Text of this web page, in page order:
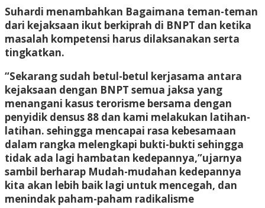
Suhardi menambahkan Bagaimana teman-teman
dari kejaksaan ikut berkiprah di BNPT dan ketika
masalah kompetensi harus dilaksanakan serta
tingkatkan.
“Sekarang sudah betul-betul kerjasama antara
kejaksaan dengan BNPT semua jaksa yang
menangani kasus terorisme bersama dengan
penyidik densus 88 dan kami melakukan latihan-
latihan. sehingga mencapai rasa kebesamaan
dalam rangka melengkapi bukti-bukti sehingga
tidak ada lagi hambatan kedepannya,”ujarnya
sambil berharap Mudah-mudahan kedepannya
kita akan lebih baik lagi untuk mencegah, dan
menindak paham-paham radikalisme